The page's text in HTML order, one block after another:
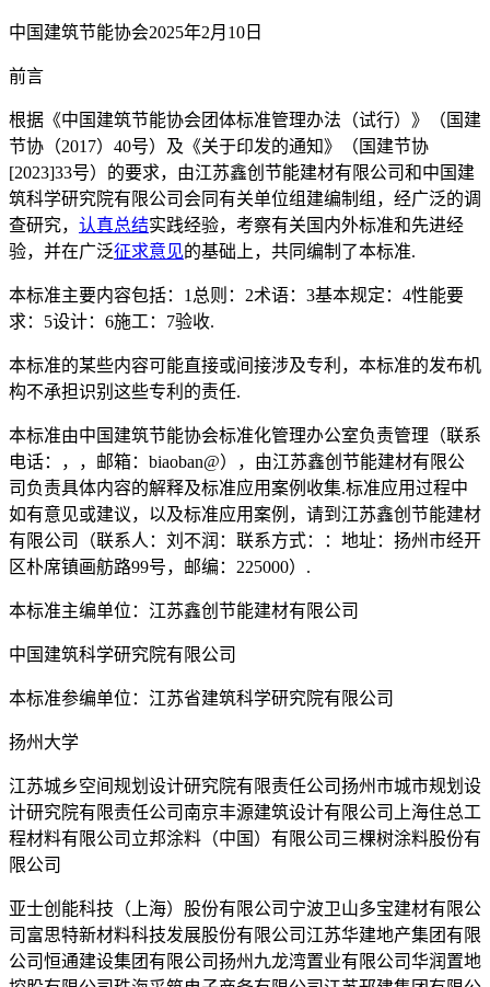
中国建筑节能协会2025年2月10日
前言
根据《中国建筑节能协会团体标准管理办法（试行）》（国建
节协（2017）40号）及《关于印发的通知》（国建节协
[2023]33号）的要求，由江苏鑫创节能建材有限公司和中国建
筑科学研究院有限公司会同有关单位组建编制组，经广泛的调
查研究， 认真总结实践经验，考察有关国内外标准和先进经
验，并在广泛征求意见的基础上，共同编制了本标准.
本标准主要内容包括：1总则：2术语：3基本规定：4性能要
求：5设计：6施工：7验收.
本标准的某些内容可能直接或间接涉及专利，本标准的发布机
构不承担识别这些专利的责任.
本标准由中国建筑节能协会标准化管理办公室负责管理（联系
电话：，，邮箱：biaoban@），由江苏鑫创节能建材有限公
司负责具体内容的解释及标准应用案例收集.标准应用过程中
如有意见或建议，以及标准应用案例，请到江苏鑫创节能建材
有限公司（联系人：刘不润：联系方式：：地址：扬州市经开
区朴席镇画舫路99号，邮编：225000）.
本标准主编单位：江苏鑫创节能建材有限公司
中国建筑科学研究院有限公司
本标准参编单位：江苏省建筑科学研究院有限公司
扬州大学
江苏城乡空间规划设计研究院有限责任公司扬州市城市规划设
计研究院有限责任公司南京丰源建筑设计有限公司上海住总工
程材料有限公司立邦涂料（中国）有限公司三棵树涂料股份有
限公司
亚士创能科技（上海）股份有限公司宁波卫山多宝建材有限公
司富思特新材料科技发展股份有限公司江苏华建地产集团有限
公司恒通建设集团有限公司扬州九龙湾置业有限公司华润置地